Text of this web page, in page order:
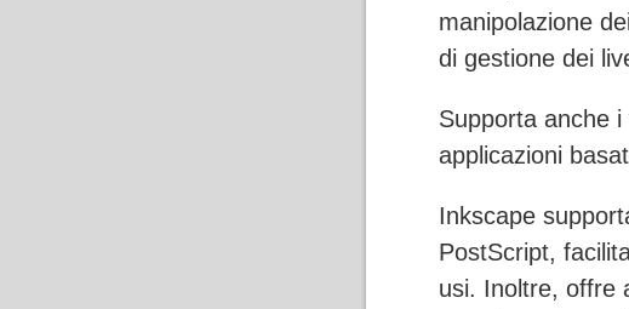
manipolazione
di gestione dei
Supporta anche
applicazioni
Inkscape
PostScript,
usi. Inoltre, offre